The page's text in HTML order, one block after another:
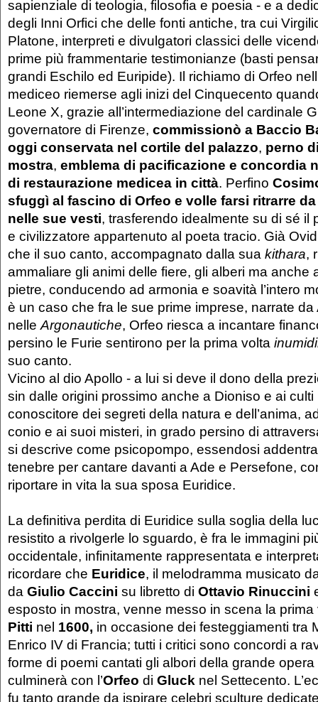
sapienziale di teologia, filosofia e poesia - e a
degli Inni Orfici che delle fonti antiche, tra cui
Platone, interpreti e divulgatori classici delle
prime più frammentarie testimonianze (basti
grandi Eschilo ed Euripide). Il richiamo di Orfeo
mediceo riemerse agli inizi del Cinquecento
Leone X, grazie all’intermediazione del cardinale
governatore di Firenze, commissionò a Baccio
oggi conservata nel cortile del palazzo, perno
mostra, emblema di pacificazione e concordia
di restaurazione medicea in città. Perfino
sfuggì al fascino di Orfeo e volle farsi ritrarre
nelle sue vesti, trasferendo idealmente su di sé il
e civilizzatore appartenuto al poeta tracio. Già
che il suo canto, accompagnato dalla sua kithara,
ammaliare gli animi delle fiere, gli alberi ma anche
pietre, conducendo ad armonia e soavità l’intero
è un caso che fra le sue prime imprese, narrate
nelle Argonautiche, Orfeo riesca a incantare
persino le Furie sentirono per la prima volta
suo canto.
Vicino al dio Apollo - a lui si deve il dono della
sin dalle origini prossimo anche a Dioniso e ai culti
conoscitore dei segreti della natura e dell’anima,
conio e ai suoi misteri, in grado persino di
si descrive come psicopompo, essendosi
tenebre per cantare davanti a Ade e Persefone,
riportare in vita la sua sposa Euridice.
La definitiva perdita di Euridice sulla soglia della
resistito a rivolgerle lo sguardo, è fra le immagini
occidentale, infinitamente rappresentata e
ricordare che Euridice, il melodramma musicato
da Giulio Caccini su libretto di Ottavio Rinuccini
esposto in mostra, venne messo in scena la
Pitti nel 1600, in occasione dei festeggiamenti tra
Enrico IV di Francia; tutti i critici sono concordi a
forme di poemi cantati gli albori della grande
culminerà con l’Orfeo di Gluck nel Settecento.
fu tanto grande da ispirare celebri sculture